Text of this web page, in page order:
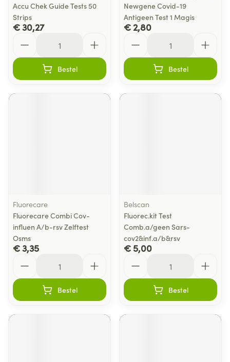
Accu Chek Guide Tests 50
Strips
€ 30,27
Bestel
Newgene Covid-19
Antigeen Test 1 Magis
€ 2,80
Bestel
Fluorecare
Fluorecare Combi Cov-
influen A/b-rsv Zelftest
Osms
€ 3,35
Bestel
Belscan
Fluorec.kit Test
Comb.a/geen Sars-
cov2&inf.a/b&rsv
€ 5,00
Bestel